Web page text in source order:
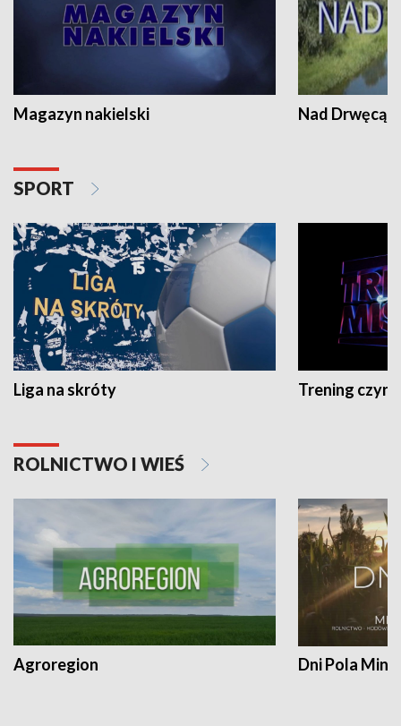
Magazyn nakielski Nad Drwęcą
SPORT
Liga na skróty Trening czyni
ROLNICTWO I WIEŚ
Agroregion Dni Pola